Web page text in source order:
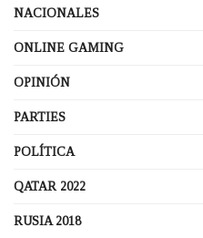
NACIONALES
ONLINE GAMING
OPINIÓN
PARTIES
POLÍTICA
QATAR 2022
RUSIA 2018